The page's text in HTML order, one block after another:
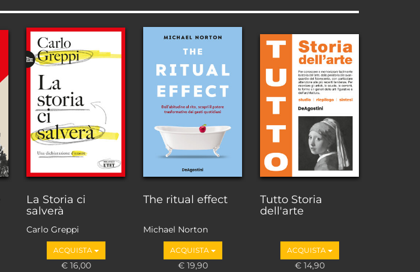
La Storia ci
salverà
Carlo Greppi
ACQUISTA
€ 16,00
The ritual effect
Michael Norton
ACQUISTA
€ 19,90
Tutto Storia
dell'arte
ACQUISTA
€ 14,90